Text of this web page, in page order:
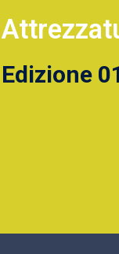
Edizione